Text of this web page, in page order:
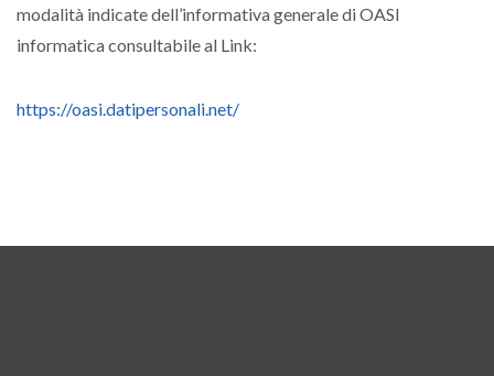
modalità indicate dell’informativa generale di OASI
informatica consultabile al Link:
https://oasi.datipersonali.net/